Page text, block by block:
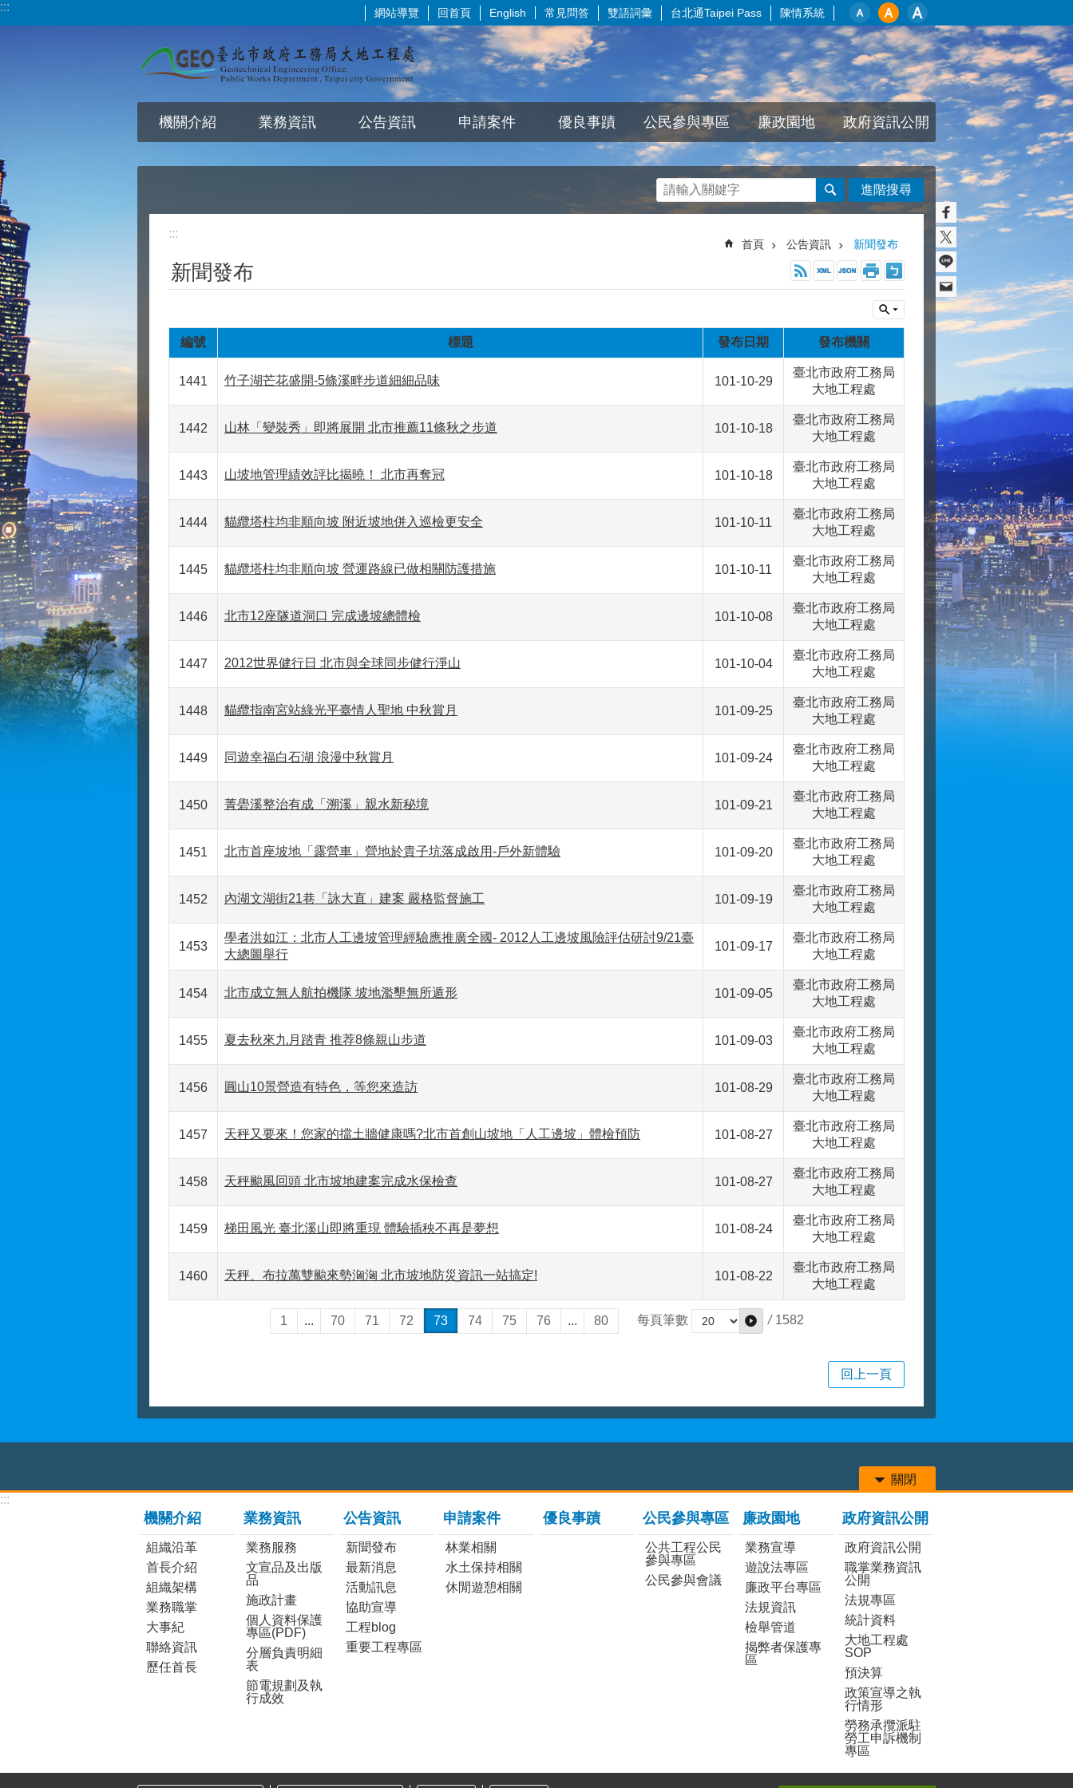
跳到主要內容區塊
::: 網站導覽 回首頁 English 常見問答 雙語詞彙 台北通Taipei Pass 陳情系統
機關介紹 業務資訊 公告資訊 申請案件 優良事蹟 公民參與專區 廉政園地 政府資訊公開
進階搜尋
:::
首頁 公告資訊 新聞發布
新聞發布
編號 標題 發布日期 發布機關
1441 竹子湖芒花盛開-5條溪畔步道細細品味 101-10-29
臺北市政府工務局
大地工程處
1442 山林「變裝秀」即將展開 北市推薦11條秋之步道 101-10-18
臺北市政府工務局
大地工程處
1443 山坡地管理績效評比揭曉！ 北市再奪冠 101-10-18
臺北市政府工務局
大地工程處
1444 貓纜塔柱均非順向坡 附近坡地併入巡檢更安全 101-10-11
臺北市政府工務局
大地工程處
1445 貓纜塔柱均非順向坡 營運路線已做相關防護措施 101-10-11
臺北市政府工務局
大地工程處
1446 北市12座隧道洞口 完成邊坡總體檢 101-10-08
臺北市政府工務局
大地工程處
1447 2012世界健行日 北市與全球同步健行淨山 101-10-04
臺北市政府工務局
大地工程處
1448 貓纜指南宮站綠光平臺情人聖地 中秋賞月 101-09-25
臺北市政府工務局
大地工程處
1449 同遊幸福白石湖 浪漫中秋賞月 101-09-24
臺北市政府工務局
大地工程處
1450 菁礐溪整治有成「溯溪」親水新秘境 101-09-21
臺北市政府工務局
大地工程處
1451 北市首座坡地「露營車」營地於貴子坑落成啟用-戶外新體驗 101-09-20
臺北市政府工務局
大地工程處
1452 內湖文湖街21巷「詠大直」建案 嚴格監督施工 101-09-19
臺北市政府工務局
大地工程處
1453
學者洪如江：北市人工邊坡管理經驗應推廣全國- 2012人工邊坡風險評估研討9/21臺
大總圖舉行
101-09-17
臺北市政府工務局
大地工程處
1454 北市成立無人航拍機隊 坡地濫墾無所遁形 101-09-05
臺北市政府工務局
大地工程處
1455 夏去秋來九月踏青 推荐8條親山步道 101-09-03
臺北市政府工務局
大地工程處
1456 圓山10景營造有特色，等您來造訪 101-08-29
臺北市政府工務局
大地工程處
1457 天秤又要來！您家的擋土牆健康嗎?北市首創山坡地「人工邊坡」體檢預防 101-08-27
臺北市政府工務局
大地工程處
1458 天秤颱風回頭 北市坡地建案完成水保檢查 101-08-27
臺北市政府工務局
大地工程處
1459 梯田風光 臺北溪山即將重現 體驗插秧不再是夢想 101-08-24
臺北市政府工務局
大地工程處
1460 天秤、布拉萬雙颱來勢洶洶 北市坡地防災資訊一站搞定! 101-08-22
臺北市政府工務局
大地工程處
1 ... 70 71 72 73 74 75 76 ... 80 每頁筆數 / 1582
回上一頁
關閉
:::
機關介紹
組織沿革
首長介紹
組織架構
業務職掌
大事紀
聯絡資訊
歷任首長
業務資訊
業務服務
文宣品及出版
品
施政計畫
個人資料保護
專區(PDF)
分層負責明細
表
節電規劃及執
行成效
公告資訊
新聞發布
最新消息
活動訊息
協助宣導
工程blog
重要工程專區
申請案件
林業相關
水土保持相關
休閒遊憩相關
優良事蹟 公民參與專區
公共工程公民
參與專區
公民參與會議
廉政園地
業務宣導
遊說法專區
廉政平台專區
法規資訊
檢舉管道
揭弊者保護專
區
政府資訊公開
政府資訊公開
職掌業務資訊
公開
法規專區
統計資料
大地工程處
SOP
預決算
政策宣導之執
行情形
勞務承攬派駐
勞工申訴機制
專區